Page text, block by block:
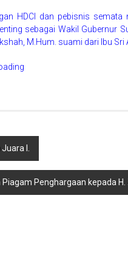
HDCI dan pebisnis semata
sebagai Wakil Gubernur
M.Hum. suami dari Ibu Sri
I.
Penghargaan kepada